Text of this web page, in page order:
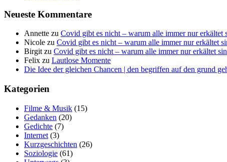
Neu­es­te Kommentare
Annette zu Covid gibt es nicht – war­um alle immer nur erkäl­tet
Nicole zu Covid gibt es nicht – war­um alle immer nur erkäl­tet
Birgitzu Covid gibt es nicht – war­um alle immer nur erkäl­tet
Felix zu Laut­lo­se Momente
Die Idee der gleichen Chancen | den begriffen auf den grund
Kate­go­rien
Filme & Musik (15)
Gedanken (20)
Gedichte (7)
Internet (3)
Kurzgeschichten (26)
Soziologie (61)